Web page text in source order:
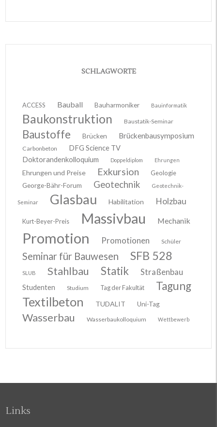
SCHLAGWORTE
ACCESS Bauball Bauharmoniker Bauinformatik
Baukonstruktion Baustatik-Seminar
Baustoffe Brücken Brückenbausymposium
Carbonbeton
DFG Science TV
Doktorandenkolloquium
Doppeldiplom Ehrungen
Ehrungen und Preise Exkursion
Geologie
George-Bähr-Forum
Geotechnik Geotechnik-
Seminar Glasbau Habilitation Holzbau
Kurt-Beyer-Preis Massivbau Mechanik
Promotion Promotionen Schüler
Seminar für Bauwesen SFB 528
SLUB Stahlbau Statik Straßenbau
Studenten Studium Tag der Fakultät Tagung
Textilbeton TUDALIT Uni-Tag
Wasserbau Wasserbaukolloquium Wettbewerb
Links